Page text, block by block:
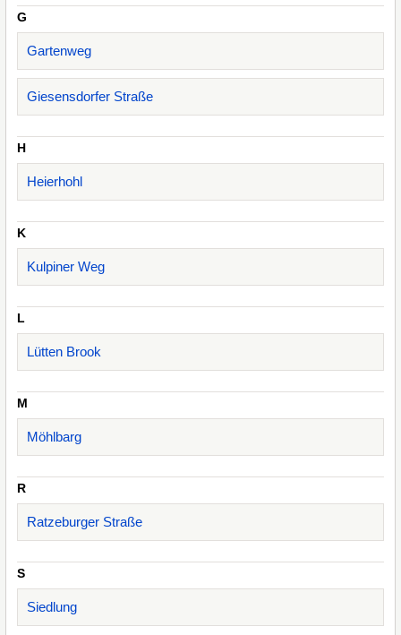
G
Gartenweg
Giesensdorfer Straße
H
Heierhohl
K
Kulpiner Weg
L
Lütten Brook
M
Möhlbarg
R
Ratzeburger Straße
S
Siedlung